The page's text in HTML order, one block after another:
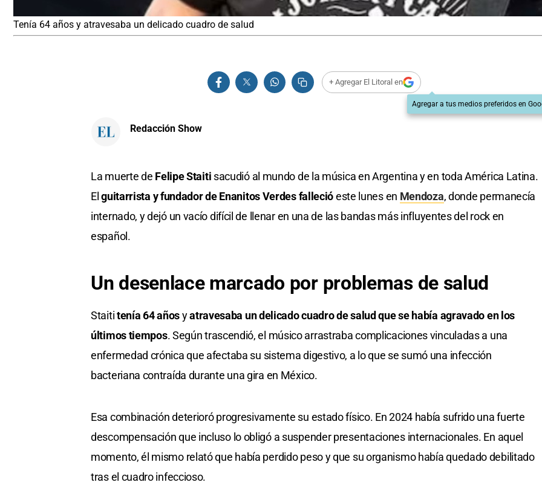
Tenía 64 años y atravesaba un delicado cuadro de salud
+ Agregar El Litoral en
Agregar a tus medios preferidos en
Redacción Show
La muerte de Felipe Staiti sacudió al mundo de la música en Argentina y en toda América Latina.
Elguitarrista y fundador de Enanitos Verdes fallecióeste lunes en Mendoza, donde permanecía
internado, y dejó un vacío difícil de llenar en una de las bandas más influyentes del rock en
español.
Un desenlace marcado por problemas de salud
Staititenía 64 añosyatravesaba un delicado cuadro de salud que se había agravado en los
últimos tiempos. Según trascendió, el músico arrastraba complicaciones vinculadas a una
enfermedad crónica que afectaba su sistema digestivo, a lo que se sumó una infección
bacteriana contraída durante una gira en México.
Esa combinación deterioró progresivamente su estado físico. En 2024 había sufrido una fuerte
descompensación que incluso lo obligó a suspender presentaciones internacionales. En aquel
momento, él mismo relató que había perdido peso y que su organismo había quedado debilitado
tras el cuadro infeccioso.